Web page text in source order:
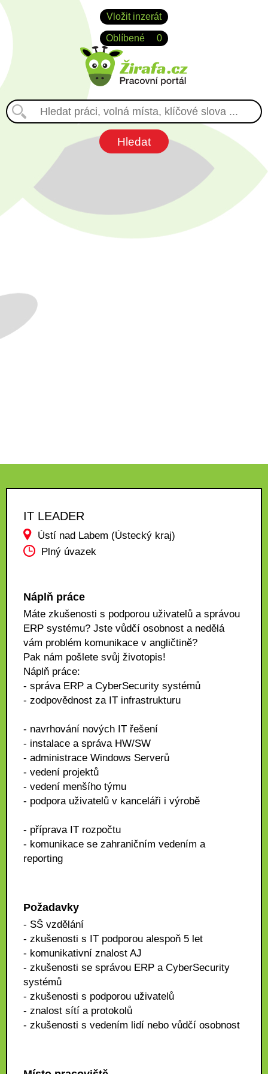
Vložit inzerát
Oblíbené 0
IT LEADER
Ústí nad Labem (Ústecký kraj)
Plný úvazek
Náplň práce
Máte zkušenosti s podporou uživatelů a správou
ERP systému? Jste vůdčí osobnost a nedělá
vám problém komunikace v angličtině?
Pak nám pošlete svůj životopis!
Náplň práce:
- správa ERP a CyberSecurity systémů
- zodpovědnost za IT infrastrukturu
- navrhování nových IT řešení
- instalace a správa HW/SW
- administrace Windows Serverů
- vedení projektů
- vedení menšího týmu
- podpora uživatelů v kanceláři i výrobě
- příprava IT rozpočtu
- komunikace se zahraničním vedením a
reporting
Požadavky
- SŠ vzdělání
- zkušenosti s IT podporou alespoň 5 let
- komunikativní znalost AJ
- zkušenosti se správou ERP a CyberSecurity
systémů
- zkušenosti s podporou uživatelů
- znalost sítí a protokolů
- zkušenosti s vedením lidí nebo vůdčí osobnost